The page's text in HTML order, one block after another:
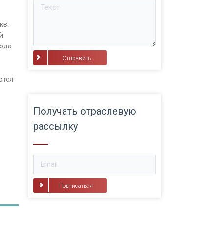
⠀Отправить⠀
Получать отраслевую
рассылку
Подписаться